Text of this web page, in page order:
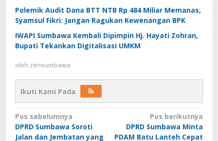
Polemik Audit Dana BTT NTB Rp 484 Miliar Memanas,
Syamsul Fikri: Jangan Ragukan Kewenangan BPK
IWAPI Sumbawa Kembali Dipimpin Hj. Hayati Zohran,
Bupati Tekankan Digitalisasi UMKM
oleh zensumbawa
Ikuti Kami Pada
Navigasi
pos
Pos sebelumnya
DPRD Sumbawa Soroti
Jalan dan Jembatan yang
Pos berikutnya
DPRD Sumbawa Minta
PDAM Batu Lanteh Cepat